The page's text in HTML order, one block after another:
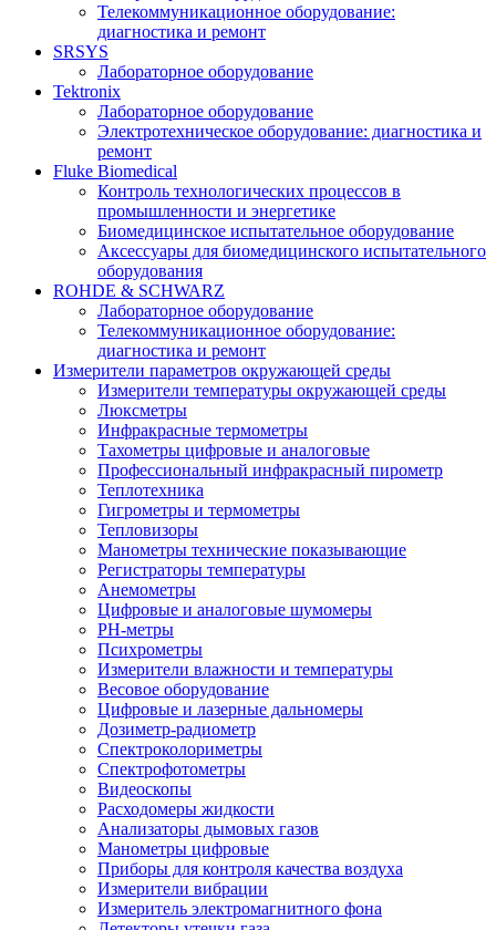
Телекоммуникационное оборудование:
диагностика и ремонт
SRSYS
Лабораторное оборудование
Tektronix
Лабораторное оборудование
Электротехническое оборудование: диагностика и
ремонт
Fluke Biomedical
Контроль технологических процессов в
промышленности и энергетике
Биомедицинское испытательное оборудование
Аксессуары для биомедицинского испытательного
оборудования
ROHDE & SCHWARZ
Лабораторное оборудование
Телекоммуникационное оборудование:
диагностика и ремонт
Измерители параметров окружающей среды
Измерители температуры окружающей среды
Люксметры
Инфракрасные термометры
Тахометры цифровые и аналоговые
Профессиональный инфракрасный пирометр
Теплотехника
Гигрометры и термометры
Тепловизоры
Манометры технические показывающие
Регистраторы температуры
Анемометры
Цифровые и аналоговые шумомеры
PH-метры
Психрометры
Измерители влажности и температуры
Весовое оборудование
Цифровые и лазерные дальномеры
Дозиметр-радиометр
Спектроколориметры
Спектрофотометры
Видеоскопы
Расходомеры жидкости
Анализаторы дымовых газов
Манометры цифровые
Приборы для контроля качества воздуха
Измерители вибрации
Измеритель электромагнитного фона